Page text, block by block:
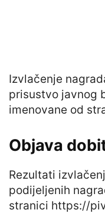
Izvlačenje
prisustvo javnog
imenovane od
Objava
Rezultati
podijeljenih
stranici https://